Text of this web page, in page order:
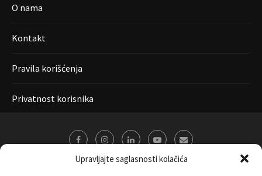
Upravljajte saglasnosti kolačića
O nama
Kontakt
Pravila korišćenja
Privatnost korisnika